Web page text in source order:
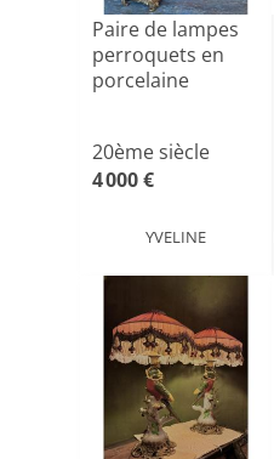
Paire de lampes
perroquets en
porcelaine
20ème siècle
4 000 €
YVELINE